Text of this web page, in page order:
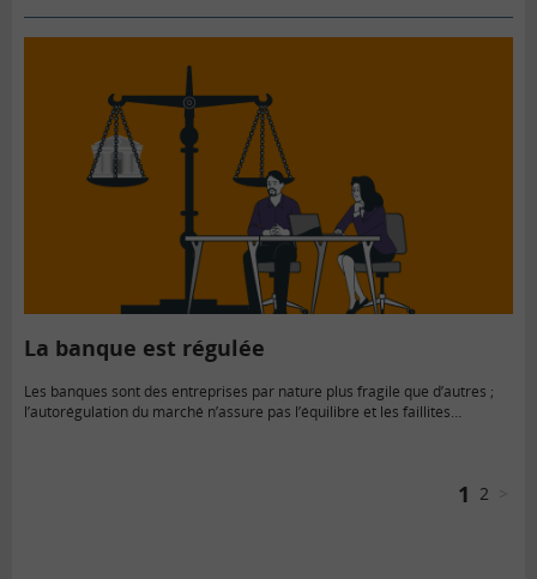
La banque est régulée
Les banques sont des entreprises par nature plus fragile que d’autres ;
l’autorégulation du marché n’assure pas l’équilibre et les faillites
1 2